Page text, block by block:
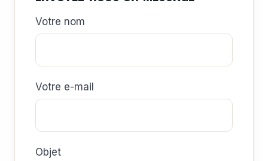
Votre nom
Votre e-mail
Objet